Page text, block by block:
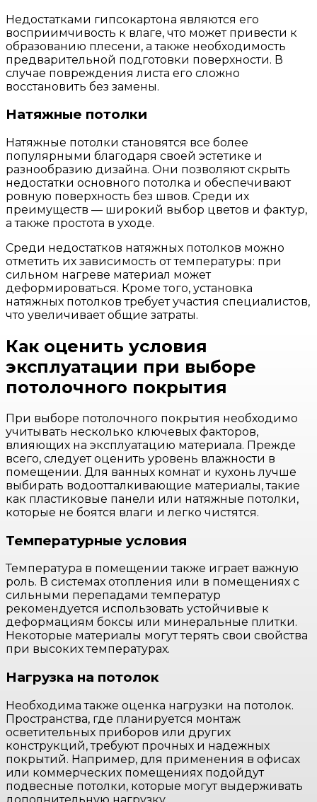
Недостатками гипсокартона являются его
восприимчивость к влаге, что может привести к
образованию плесени, а также необходимость
предварительной подготовки поверхности. В
случае повреждения листа его сложно
восстановить без замены.
Натяжные потолки
Натяжные потолки становятся все более
популярными благодаря своей эстетике и
разнообразию дизайна. Они позволяют скрыть
недостатки основного потолка и обеспечивают
ровную поверхность без швов. Среди их
преимуществ — широкий выбор цветов и фактур,
а также простота в уходе.
Среди недостатков натяжных потолков можно
отметить их зависимость от температуры: при
сильном нагреве материал может
деформироваться. Кроме того, установка
натяжных потолков требует участия специалистов,
что увеличивает общие затраты.
Как оценить условия
эксплуатации при выборе
потолочного покрытия
При выборе потолочного покрытия необходимо
учитывать несколько ключевых факторов,
влияющих на эксплуатацию материала. Прежде
всего, следует оценить уровень влажности в
помещении. Для ванных комнат и кухонь лучше
выбирать водоотталкивающие материалы, такие
как пластиковые панели или натяжные потолки,
которые не боятся влаги и легко чистятся.
Температурные условия
Температура в помещении также играет важную
роль. В системах отопления или в помещениях с
сильными перепадами температур
рекомендуется использовать устойчивые к
деформациям боксы или минеральные плитки.
Некоторые материалы могут терять свои свойства
при высоких температурах.
Нагрузка на потолок
Необходима также оценка нагрузки на потолок.
Пространства, где планируется монтаж
осветительных приборов или других
конструкций, требуют прочных и надежных
покрытий. Например, для применения в офисах
или коммерческих помещениях подойдут
подвесные потолки, которые могут выдерживать
дополнительную нагрузку.